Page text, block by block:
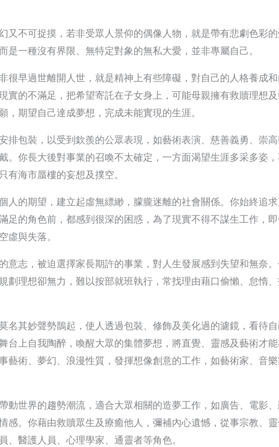
又不可捉摸，若非受眾人景仰的偶像人物，就是帶有悲劇色彩
是一種沒有界限、無特定對象的無私大愛，並非專屬自己。
很早過世離開人世，就是精神上有些障礙，對自己的人格養成
實的不滿足，把希望寄託在子女身上，可能母親擁有救贖理想
期望自己達成夢想，完成未能實現的生涯。
排包裝，以受到欽羨的公眾表現，如藝術表演、慈善義勇、崇
。你長大後對事業的召喚不太確定，一方面渴望生涯多采多姿
有海市蜃樓的妄想及撲空。
人的期望，建立起虛無縹緲，朦朧迷離的社會關係。你始終追求
足的角色前，都感到很深的困惑，為了現實不得不謀生工作，
虛與失落。
意志，被迫選擇家長期許的事業，對人生發展感到失望和無奈
劃理想卻無力，難以按部就班執行，常找理由藉口偷懶、怠惰
名其妙聲勢鵲起，使人透過包裝、修飾及美化過的濾鏡，看待
台上自我陶醉，喚醒大眾的集體夢想，將直覺、靈感及藝術才
藝術、夢幻、浪漫性質，發揮想像創意的工作，如藝術家、音
動世界的趨勢潮流，適合大眾相關的造夢工作，如廣告、電影
感。你藉由救贖眾生及療癒他人，彌補內心遺憾，從事宗教、
醫護人員、心理學家、通靈者等角色。